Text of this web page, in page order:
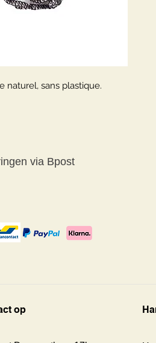
naturel, sans plastique.
via Bpost
op